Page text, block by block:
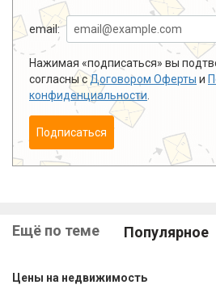
email:
Нажимая «подписаться» вы
согласны сДоговором Оферты и
конфиденциальности
Подписаться
Ещё по теме Популярное
Цены на недвижимость